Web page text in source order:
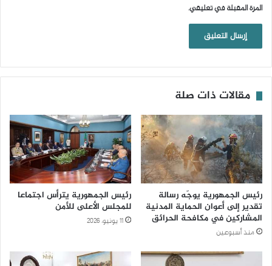
المرة المقبلة في تعليقي.
مقالات ذات صلة
رئيس الجمهورية يوجّه رسالة
تقدير إلى أعوان الحماية المدنية
المشاركين في مكافحة الحرائق
منذ أسبوعين
رئيس الجمهورية يترأس اجتماعا
للمجلس الأعلى للأمن
11 يونيو، 2026